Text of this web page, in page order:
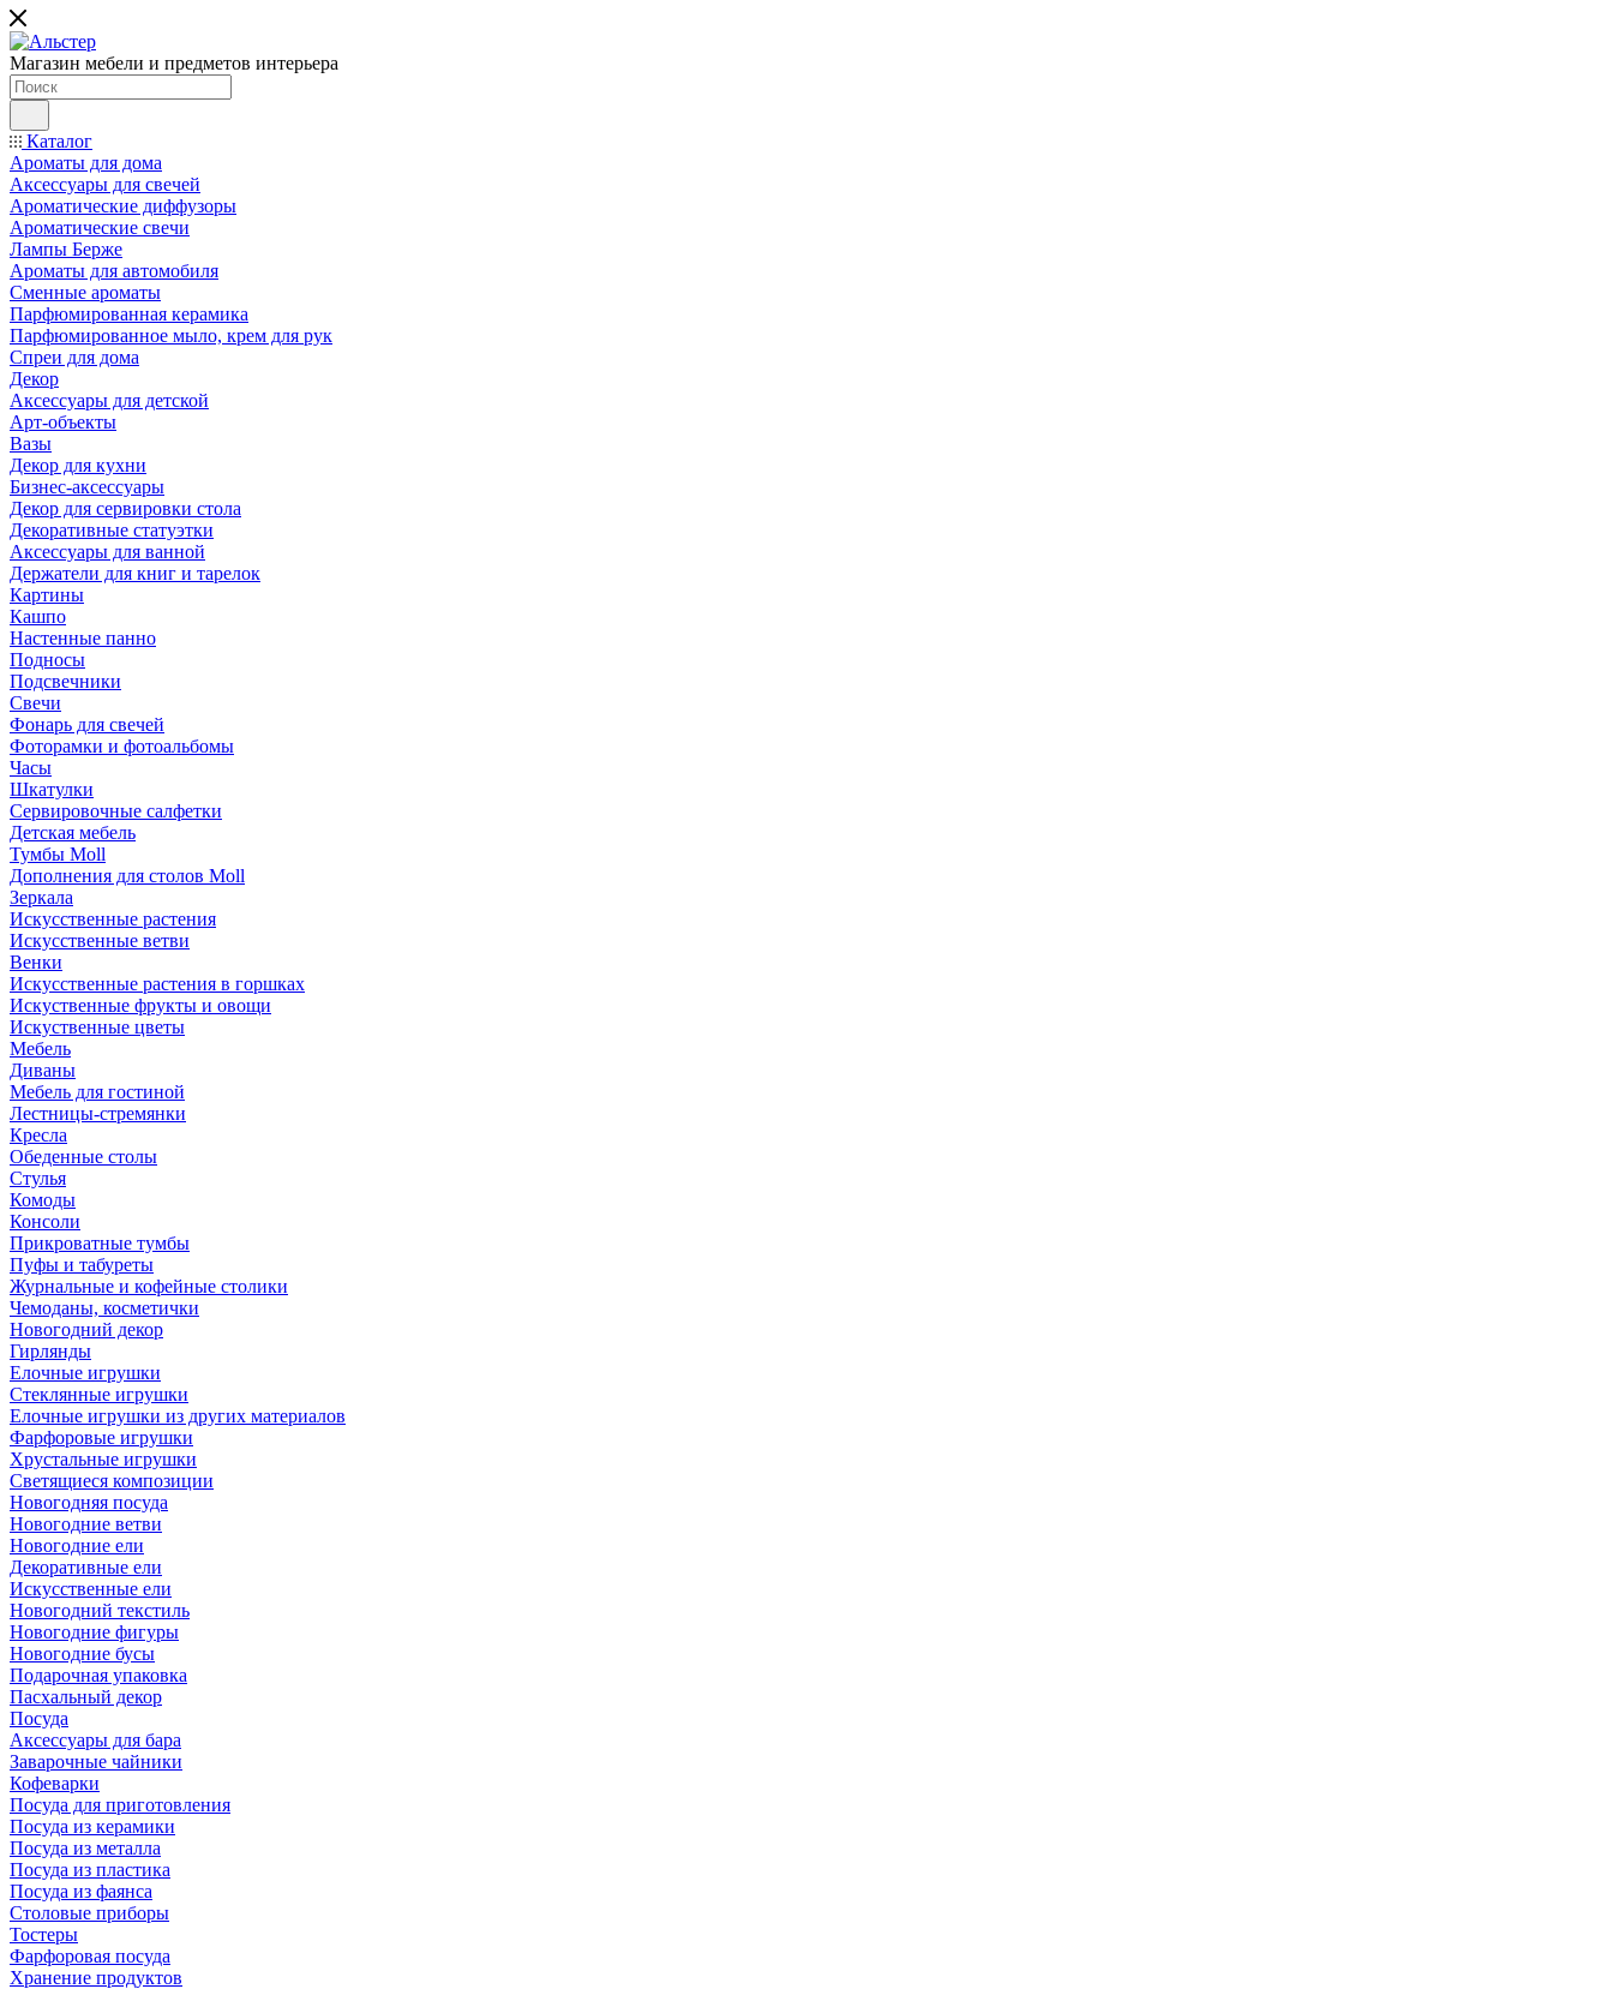
Магазин мебели и предметов интерьера
Каталог
Ароматы для дома
Аксессуары для свечей
Ароматические диффузоры
Ароматические свечи
Лампы Берже
Ароматы для автомобиля
Сменные ароматы
Парфюмированная керамика
Парфюмированное мыло, крем для рук
Спреи для дома
Декор
Аксессуары для детской
Арт-объекты
Вазы
Декор для кухни
Бизнес-аксессуары
Декор для сервировки стола
Декоративные статуэтки
Аксессуары для ванной
Держатели для книг и тарелок
Картины
Кашпо
Настенные панно
Подносы
Подсвечники
Свечи
Фонарь для свечей
Фоторамки и фотоальбомы
Часы
Шкатулки
Сервировочные салфетки
Детская мебель
Тумбы Moll
Дополнения для столов Moll
Зеркала
Искусственные растения
Искусственные ветви
Венки
Искусственные растения в горшках
Искуственные фрукты и овощи
Искуственные цветы
Мебель
Диваны
Мебель для гостиной
Лестницы-стремянки
Кресла
Обеденные столы
Стулья
Комоды
Консоли
Прикроватные тумбы
Пуфы и табуреты
Журнальные и кофейные столики
Чемоданы, косметички
Новогодний декор
Гирлянды
Елочные игрушки
Стеклянные игрушки
Елочные игрушки из других материалов
Фарфоровые игрушки
Хрустальные игрушки
Светящиеся композиции
Новогодняя посуда
Новогодние ветви
Новогодние ели
Декоративные ели
Искусственные ели
Новогодний текстиль
Новогодние фигуры
Новогодние бусы
Подарочная упаковка
Пасхальный декор
Посуда
Аксессуары для бара
Заварочные чайники
Кофеварки
Посуда для приготовления
Посуда из керамики
Посуда из металла
Посуда из пластика
Посуда из фаянса
Столовые приборы
Тостеры
Фарфоровая посуда
Хранение продуктов